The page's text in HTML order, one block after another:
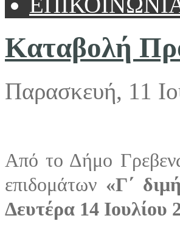
Καταβολή
Παρασκευή, 11
Από το Δήμο
επιδομάτων «Γ΄
Δευτέρα 14 Ιουλίου